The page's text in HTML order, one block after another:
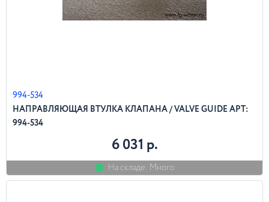
994-534
НАПРАВЛЯЮЩАЯ ВТУЛКА КЛАПАНА / VALVE GUIDE АРТ:
994-534
6 031 р.
На складе: Много